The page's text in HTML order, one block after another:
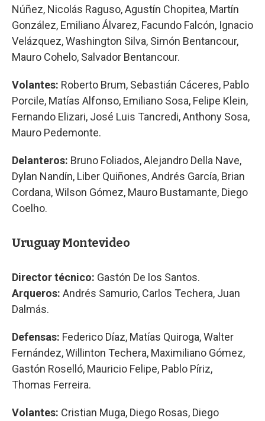
Núñez, Nicolás Raguso, Agustín Chopitea, Martín
González, Emiliano Álvarez, Facundo Falcón, Ignacio
Velázquez, Washington Silva, Simón Bentancour,
Mauro Cohelo, Salvador Bentancour.
Volantes: Roberto Brum, Sebastián Cáceres, Pablo
Porcile, Matías Alfonso, Emiliano Sosa, Felipe Klein,
Fernando Elizari, José Luis Tancredi, Anthony Sosa,
Mauro Pedemonte.
Delanteros: Bruno Foliados, Alejandro Della Nave,
Dylan Nandín, Liber Quiñones, Andrés García, Brian
Cordana, Wilson Gómez, Mauro Bustamante, Diego
Coelho.
Uruguay Montevideo
Director técnico: Gastón De los Santos.
Arqueros: Andrés Samurio, Carlos Techera, Juan
Dalmás.
Defensas: Federico Díaz, Matías Quiroga, Walter
Fernández, Willinton Techera, Maximiliano Gómez,
Gastón Roselló, Mauricio Felipe, Pablo Píriz,
Thomas Ferreira.
Volantes: Cristian Muga, Diego Rosas, Diego